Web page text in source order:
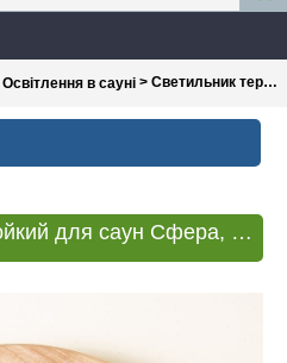
Освітлення в сауні > Светильник термостойкий для саун Сфера, D400мм
Светильник термостойкий для саун Сфера, D400мм